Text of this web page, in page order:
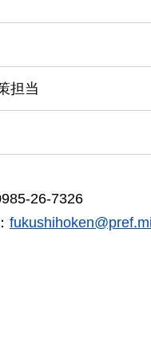
担当
26-7326